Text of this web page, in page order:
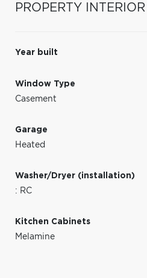
PROPERTY INTERIOR
Year built
Window Type
Casement
Garage
Heated
Washer/Dryer (installation)
: RC
Kitchen Cabinets
Melamine